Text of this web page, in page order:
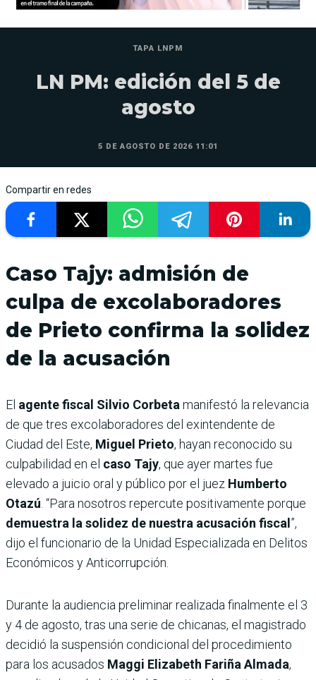
TAPA LNPM
LN PM: edición del 5 de
agosto
5 DE AGOSTO DE 2026 11:01
Compartir en redes
Caso Tajy: admisión de
culpa de excolaboradores
de Prieto confirma la solidez
de la acusación
El agente fiscal Silvio Corbeta manifestó la relevancia
de que tres excolaboradores del exintendente de
Ciudad del Este, Miguel Prieto, hayan reconocido su
culpabilidad en el caso Tajy, que ayer martes fue
elevado a juicio oral y público por el juez Humberto
Otazú . “Para nosotros repercute positivamente porque
demuestra la solidez de nuestra acusación fiscal ”,
dijo el funcionario de la Unidad Especializada en Delitos
Económicos y Anticorrupción.
Durante la audiencia preliminar realizada finalmente el 3
y 4 de agosto, tras una serie de chicanas, el magistrado
decidió la suspensión condicional del procedimiento
para los acusados Maggi Elizabeth Fariña Almada,